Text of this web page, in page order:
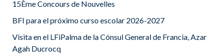
15Ème Concours de Nouvelles
BFI para el próximo curso escolar 2026-2027
Visita en el LFiPalma de la Cónsul General de Francia, Azar
Agah Ducrocq